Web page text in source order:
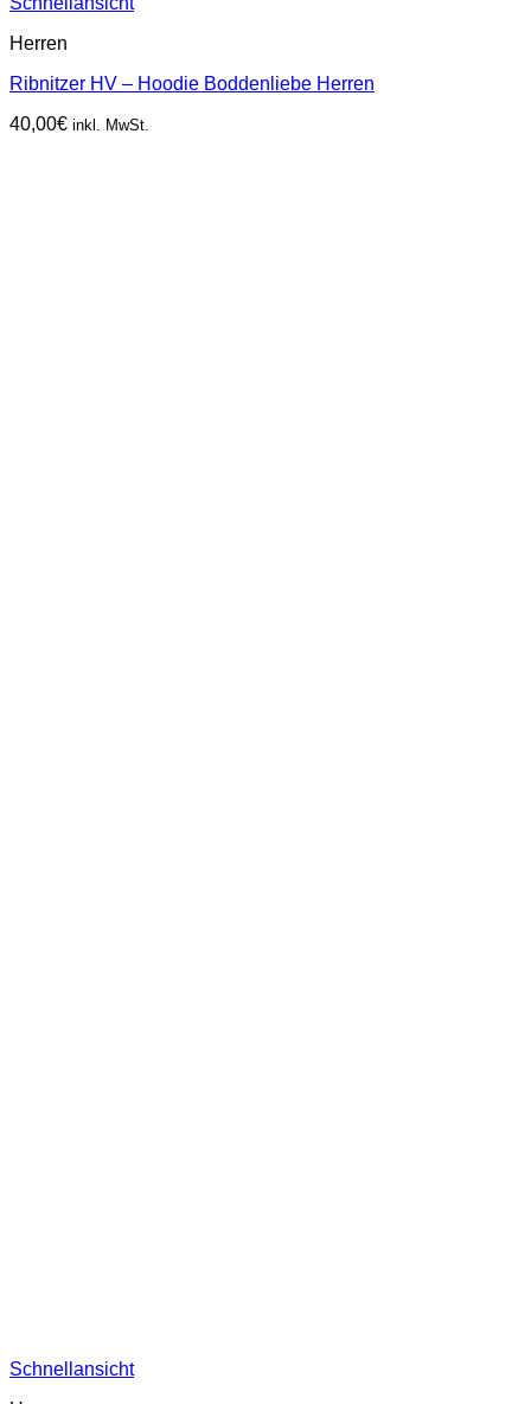
Herren
Ribnitzer HV – Hoodie Boddenliebe Herren
40,00€ inkl. MwSt.
Schnellansicht